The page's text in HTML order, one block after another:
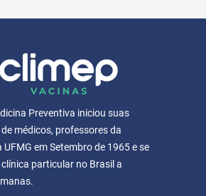
Preventiva iniciou suas
médicos, professores da
em Setembro de 1965 e se
particular no Brasil a